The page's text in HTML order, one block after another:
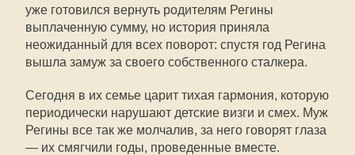
уже готовился вернуть родителям Регины
выплаченную сумму, но история приняла
неожиданный для всех поворот: спустя год Регина
вышла замуж за своего собственного сталкера.
Сегодня в их семье царит тихая гармония, которую
периодически нарушают детские визги и смех. Муж
Регины все так же молчалив, за него говорят глаза
— их смягчили годы, проведенные вместе.